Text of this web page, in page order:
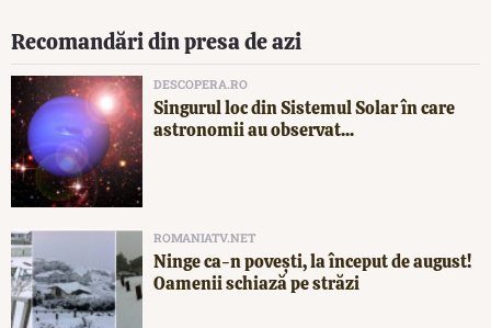
Recomandări din presa de azi
DESCOPERA.RO
Singurul loc din Sistemul Solar în care
astronomii au observat...
ROMANIATV.NET
Ninge ca-n povești, la început de august!
Oamenii schiază pe străzi